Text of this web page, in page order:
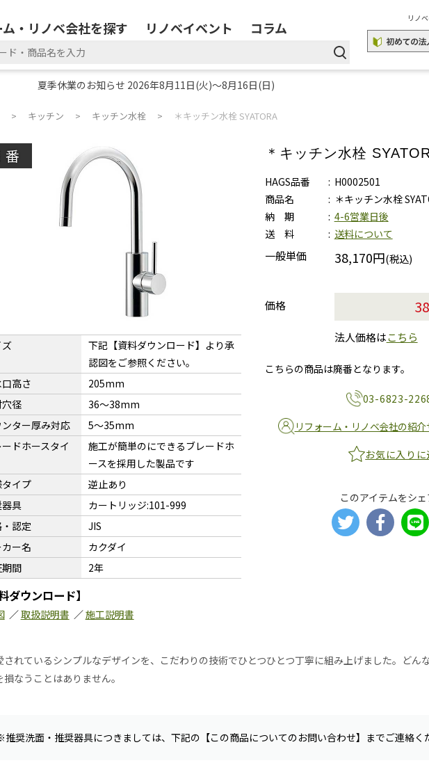
ム・リノベ会社を探す リノベイベント コラム
リノ
夏季休業のお知らせ 2026年8月11日(火)～8月16日(日)
キッチン キッチン水栓 ＊キッチン水栓 SYATORA
下記【資料ダウンロード】より承
認図をご参照ください。
高さ
205mm
径
36〜38mm
ンター厚み対応
5〜35mm
ドホースタイ
施工が簡単のにできるブレードホ
ースを採用した製品です
イプ
逆止あり
具
カートリッジ:101-999
認定
JIS
ー名
カクダイ
間
2年
ダウンロード】
／取扱説明書 ／施工説明書
＊キッチン水栓
HAGS品番
H0002501
商品名
＊キッチン水栓
納 期
4-6営業日後
送 料
送料について
一般単価 38,170円(税込)
価格
法人価格はこちら
こちらの商品は廃番となります。
03-6823-
リフォーム・リノベ会社の紹
お気に入りに
このアイテムをシ
されているシンプルなデザインを、こだわりの技術でひとつひとつ丁寧に組み上げました。どん
損なうことはありません。
推奨洗面・推奨器具につきましては、下記の【この商品についてのお問い合わせ】までご連絡く